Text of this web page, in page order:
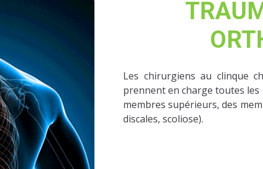
Les chirurgiens au clinque
prennent en charge toutes
membres supérieurs, des
discales, scoliose).